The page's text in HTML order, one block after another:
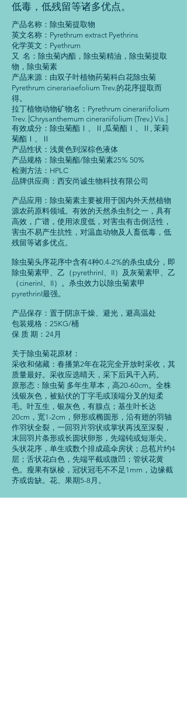
低毒，低残留等诸多优点。
产品名称：除虫菊提取物
英文名称：Pyrethrum extract Pyethrins
化学英文：Pyethrum
又 名：除虫菊内酯，除虫菊精油，除虫菊提取
物，除虫菊素
产品来源：由双子叶植物药菊科白花除虫菊
Pyrethrum cinerariaefolium Trev.的花序提取而
得。
拉丁植物动物矿物名：Pyrethrum cinerariifolium
Trev. [Chrysanthemum cinerariifolium (Trev.) Vis.]
有效成分：除虫菊酯Ⅰ、Ⅱ,瓜菊酯Ⅰ、Ⅱ, 茉莉
菊酯Ⅰ、Ⅱ
产品性状：浅黄色到深棕色液体
产品规格：除虫菊酯/除虫菊素25% 50%
检测方法：HPLC
品牌供应商：西安尚诚生物科技有限公司
产品应用：除虫菊素主要被用于国内外天然植物
源农药原料领域。有效的天然杀虫剂之一，具有
高效，广谱，使用浓度低，对害虫有击倒活性，
害虫不易产生抗性，对温血动物及人畜低毒，低
残留等诸多优点。
除虫菊头序花序中含有4种0.4-2%的杀虫成分，即
除虫菊素甲、乙（pyrethrinI、II）及灰菊素甲、乙
（cinerinI、II）。杀虫效力以除虫菊素甲
pyrethrinI最强。
产品保存：置于阴凉干燥、避光，避高温处
包装规格：25KG/桶
保 质 期：24月
关于除虫菊花原材：
采收和储藏：春播第2年在花完全开放时采收，其
质量最好。采收应选晴天，采下后风干入药。
原形态：除虫菊 多年生草本，高20-60cm。全株
浅银灰色，被贴伏的丁字毛或顶端分叉的短柔
毛。叶互生，银灰色，有腺点；基生叶长达
20cm，宽1-2cm，卵形或椭圆形，沿有翅的羽轴
作羽状全裂，一回羽片羽状或掌状再浅至深裂，
末回羽片条形或长圆状卵形，先端钝或短渐尖。
头状花序，单生或数个排成疏伞房状；总苞片约4
层；舌状花白色，先端平截或微凹；管状花黄
色。瘦果有纵棱，冠状冠毛不不足1mm，边缘截
齐或齿缺。花、果期5-8月。